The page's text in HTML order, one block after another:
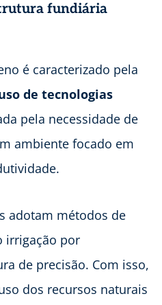
fundiária
é caracterizado pela
de tecnologias
pela necessidade de
ambiente focado em
adotam métodos de
irrigação por
de precisão. Com isso,
dos recursos naturais